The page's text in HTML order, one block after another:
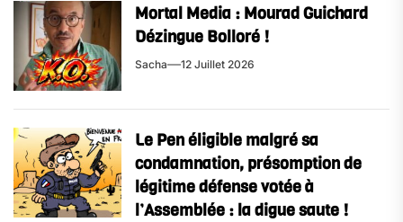
Mortal Media : Mourad Guichard
Dézingue Bolloré !
Sacha 12 Juillet 2026
Le Pen éligible malgré sa
condamnation, présomption de
légitime défense votée à
l’Assemblée : la digue saute !